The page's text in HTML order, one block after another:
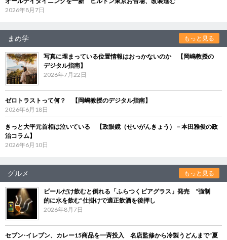
2026年8月7日
まめ学 もっと見る
写真に埋まっている位置情報はおっかないのか 【岡嶋教授の
デジタル指南】
2026年7月22日
ゼロトラストって何？ 【岡嶋教授のデジタル指南】
2026年6月18日
きっと大平元首相は泣いている 【政眼鏡（せいがんきょう）－本田雅俊の政
治コラム】
2026年6月10日
グルメ もっと見る
ビールだけ飲むと倒れる「ふらつくビアグラス」発売 “強制
的に水を飲む”仕掛けで適正飲酒を後押し
2026年8月7日
セブン‐イレブン、カレー15商品を一斉投入 名店監修から冷製うどんまで“夏